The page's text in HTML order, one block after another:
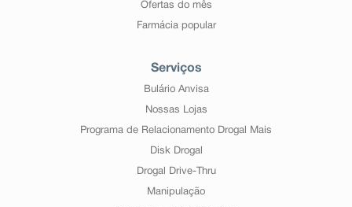
Ofertas do mês
Farmácia popular
Serviços
Bulário Anvisa
Nossas Lojas
Programa de Relacionamento Drogal Mais
Disk Drogal
Drogal Drive-Thru
Manipulação